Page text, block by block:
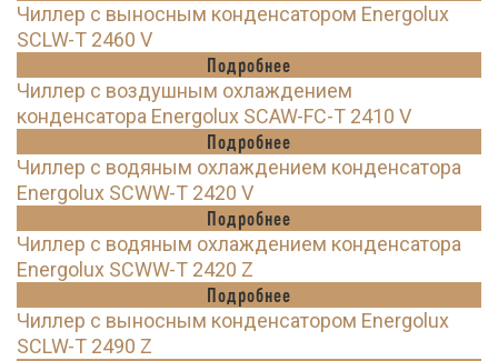
Чиллер с выносным конденсатором Energolux
SCLW-T 2460 V
Подробнее
Чиллер с воздушным охлаждением
конденсатора Energolux SCAW-FC-T 2410 V
Подробнее
Чиллер с водяным охлаждением конденсатора
Energolux SCWW-T 2420 V
Подробнее
Чиллер с водяным охлаждением конденсатора
Energolux SCWW-T 2420 Z
Подробнее
Чиллер с выносным конденсатором Energolux
SCLW-T 2490 Z